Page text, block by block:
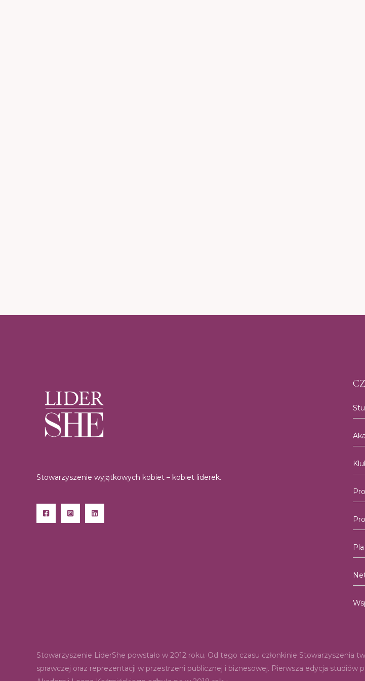
Stowarzyszenie wyjątkowych kobiet – kobiet liderek.
Stowarzyszenie LiderShe powstało w 2012 roku. Od tego czasu członkinie Stowarzyszenia
sprawczej oraz reprezentacji w przestrzeni publicznej i biznesowej. Pierwsza edycja